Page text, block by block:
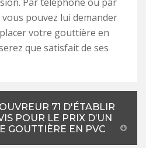
pouvez lui demander
votre gouttière en
que satisfait de ses
71 D'ÉTABLIR
POUR LE PRIX D’UN
GOUTTIÈRE EN PVC